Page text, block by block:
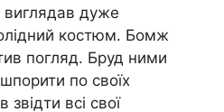
дуже
костюм. Бомж
погляд. Бруд ними
по своїх
всі свої